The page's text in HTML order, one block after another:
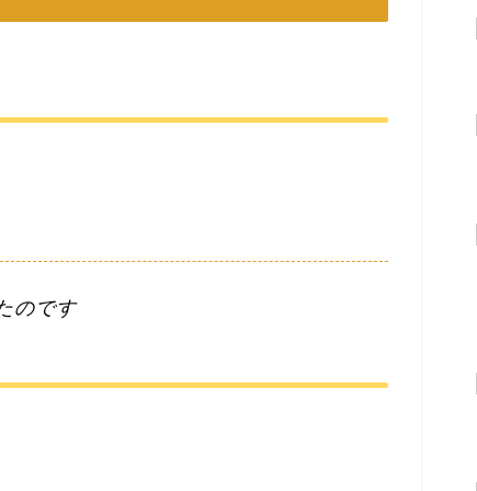
のです